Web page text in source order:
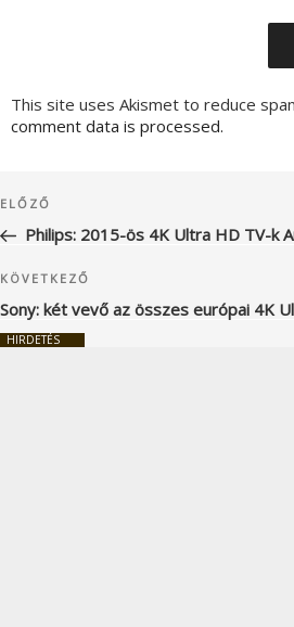
This site uses Akismet to reduce
comment data is processed.
navigáció
Korábbi
bejegyzés
ELŐZŐ
Philips: 2015-ös 4K Ultra HD TV-k
Következő
bejegyzés
KÖVETKEZŐ
Sony: két vevő az összes európai 4K
HIRDETÉS